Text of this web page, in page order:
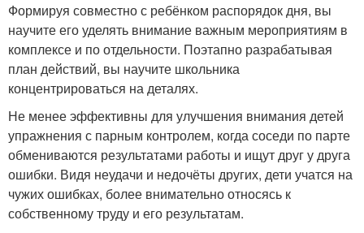
Формируя совместно с ребёнком распорядок дня, вы
научите его уделять внимание важным мероприятиям в
комплексе и по отдельности. Поэтапно разрабатывая
план действий, вы научите школьника
концентрироваться на деталях.
Не менее эффективны для улучшения внимания детей
упражнения с парным контролем, когда соседи по парте
обмениваются результатами работы и ищут друг у друга
ошибки. Видя неудачи и недочёты других, дети учатся на
чужих ошибках, более внимательно относясь к
собственному труду и его результатам.